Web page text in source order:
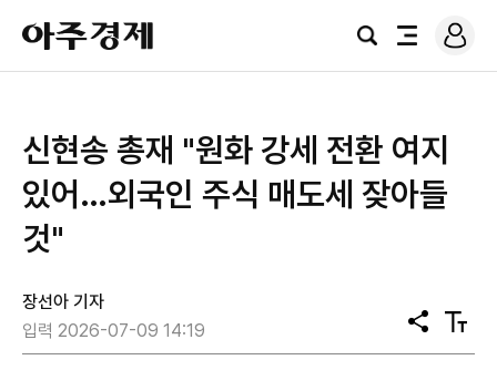
아
주
경
검
전
로
그
신현송 총재 "원화 강세 전환 여지
있어…외국인 주식 매도세 잦아들
것"
장선아 기자
입력 2026-07-09 14:19
공
유
텍
스